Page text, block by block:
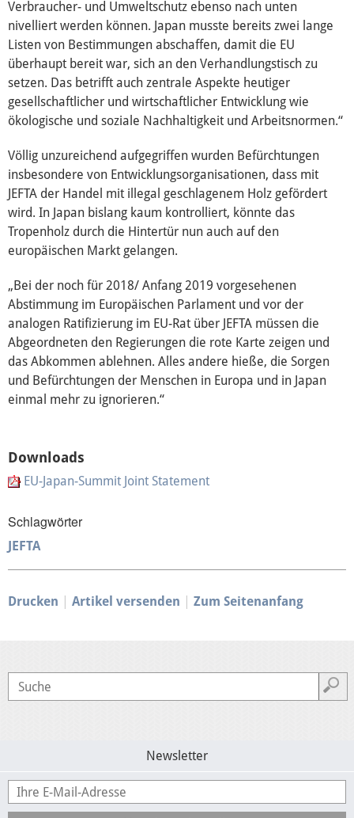
Verbraucher- und Umweltschutz ebenso nach unten
nivelliert werden können. Japan musste bereits zwei lange
Listen von Bestimmungen abschaffen, damit die EU
überhaupt bereit war, sich an den Verhandlungstisch zu
setzen. Das betrifft auch zentrale Aspekte heutiger
gesellschaftlicher und wirtschaftlicher Entwicklung wie
ökologische und soziale Nachhaltigkeit und Arbeitsnormen.“
Völlig unzureichend aufgegriffen wurden Befürchtungen
insbesondere von Entwicklungsorganisationen, dass mit
JEFTA der Handel mit illegal geschlagenem Holz gefördert
wird. In Japan bislang kaum kontrolliert, könnte das
Tropenholz durch die Hintertür nun auch auf den
europäischen Markt gelangen.
„Bei der noch für 2018/ Anfang 2019 vorgesehenen
Abstimmung im Europäischen Parlament und vor der
analogen Ratifizierung im EU-Rat über JEFTA müssen die
Abgeordneten den Regierungen die rote Karte zeigen und
das Abkommen ablehnen. Alles andere hieße, die Sorgen
und Befürchtungen der Menschen in Europa und in Japan
einmal mehr zu ignorieren.“
Downloads
EU-Japan-Summit Joint Statement
Schlagwörter
JEFTA
Drucken Artikel versenden Zum Seitenanfang
Newsletter